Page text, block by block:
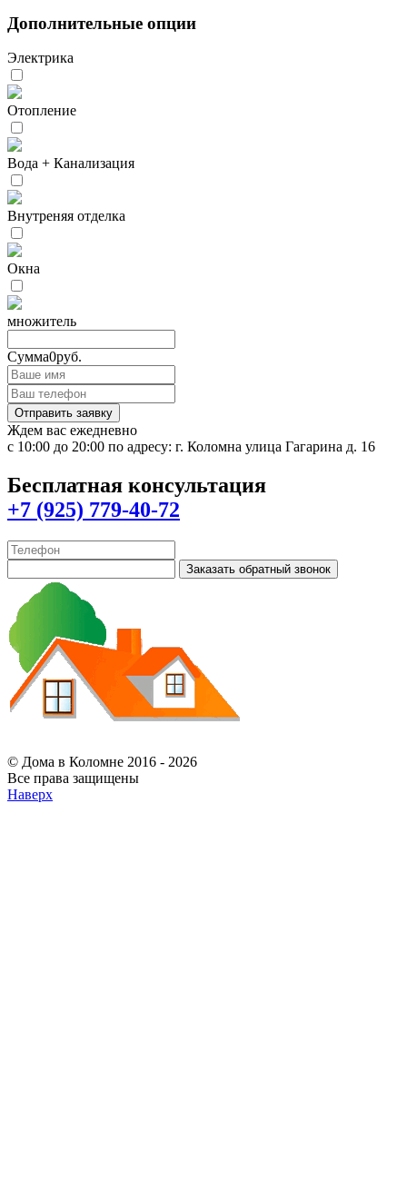
Дополнительные опции
Электрика
Отопление
Вода + Канализация
Внутреняя отделка
Окна
множитель
Сумма0руб.
Ждем вас ежедневно
с 10:00 до 20:00 по адресу: г. Коломна улица Гагарина д. 16
Бесплатная консультация
+7 (925) 779-40-72
Заказать обратный звонок
© Дома в Коломне 2016 - 2026
Все права защищены
Наверх